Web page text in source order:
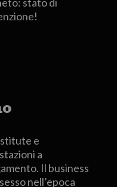
e
a
Il business
nell’epoca